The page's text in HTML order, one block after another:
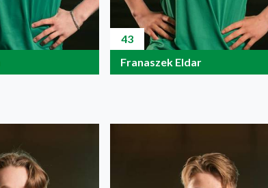
43
Franaszek Eldar